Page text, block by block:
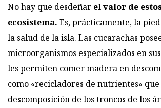
No hay que desdeñar el valor de
ecosistema. Es, prácticamente, la
la salud de la isla. Las cucarachas
microorganismos especializados en
les permiten comer madera en
como «recicladores de nutrientes»
descomposición de los troncos de los